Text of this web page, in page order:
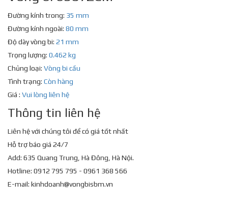
Đường kính trong: 35 mm
Đường kính ngoài: 80 mm
Độ dày vòng bi: 21 mm
Trọng lượng: 0.462 kg
Chủng loại: Vòng bi cầu
Tình trạng: Còn hàng
Giá : Vui lòng liên hệ
Thông tin liên hệ
Liên hệ với chúng tôi để có giá tốt nhất
Hỗ trợ báo giá 24/7
Add: 635 Quang Trung, Hà Đông, Hà Nội.
Hotline: 0912 795 795 - 0961 368 566
E-mail: kinhdoanh@vongbisbm.vn